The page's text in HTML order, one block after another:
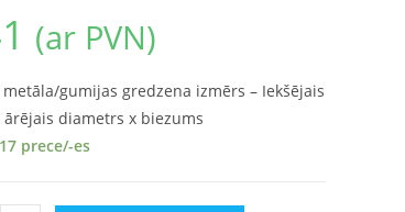
(ar PVN)
gumijas gredzena izmērs – Iekšējais
diametrs x biezums
prece/-es